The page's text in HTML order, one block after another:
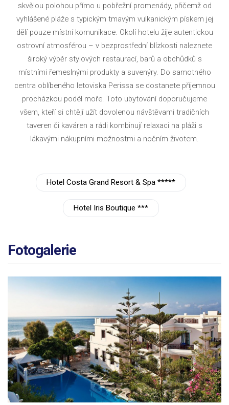
skvělou polohou přímo u pobřežní promenády, přičemž od
vyhlášené pláže s typickým tmavým vulkanickým pískem jej
dělí pouze místní komunikace. Okolí hotelu žije autentickou
ostrovní atmosférou – v bezprostřední blízkosti naleznete
široký výběr stylových restaurací, barů a obchůdků s
místními řemeslnými produkty a suvenýry. Do samotného
centra oblíbeného letoviska Perissa se dostanete příjemnou
procházkou podél moře. Toto ubytování doporučujeme
všem, kteří si chtějí užít dovolenou návštěvami tradičních
taveren či kaváren a rádi kombinují relaxaci na pláži s
lákavými nákupními možnostmi a nočním životem.
Hotel Costa Grand Resort & Spa *****
Hotel Iris Boutique ***
Fotogalerie